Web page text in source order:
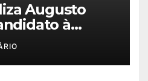
Augusto
à